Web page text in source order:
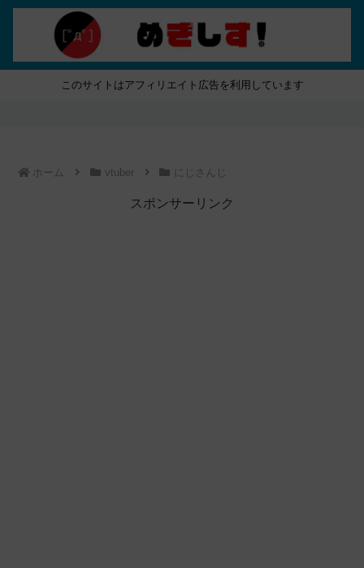
このサイトはアフィリエイト広告を利用しています
ホーム vtuber にじさんじ
スポンサーリンク